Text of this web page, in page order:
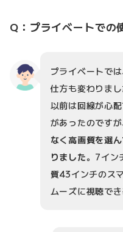
Q：プライベートでの
プライベートで
仕方も変わりまし
以前は回線が心
があったのですが
なく高画質を選
りました。7イン
質43インチのス
ムーズに視聴で